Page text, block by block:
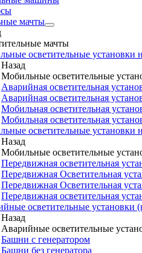
мачты
мачты
осветительные установки
Назад
Мобильные осветительные
Аварийная осветительная
Аварийная осветительная
Мобильная осветительная
Мобильная осветительная
осветительные установки
Назад
Мобильные осветительные
Передвижная осветительная
Передвижная Осветительная
Передвижная Осветительная
Передвижная осветительная
осветительные установки
Назад
Аварийные осветительные
Башни с генератором
Башни без генератора